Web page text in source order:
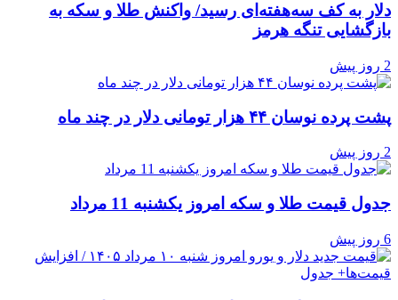
دلار به کف سه‌هفته‌ای رسید/ واکنش طلا و سکه به
بازگشایی تنگه هرمز
2 روز پیش
پشت پرده نوسان ۴۴ هزار تومانی دلار در چند ماه
2 روز پیش
جدول قیمت طلا و سکه امروز یکشنبه 11 مرداد
6 روز پیش